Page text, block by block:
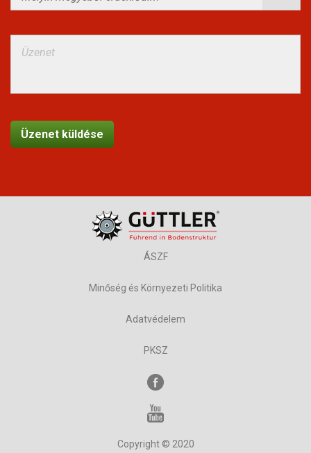
ÁSZF
Minőség és Környezeti Politika
Adatvédelem
PKSZ
Copyright © 2020